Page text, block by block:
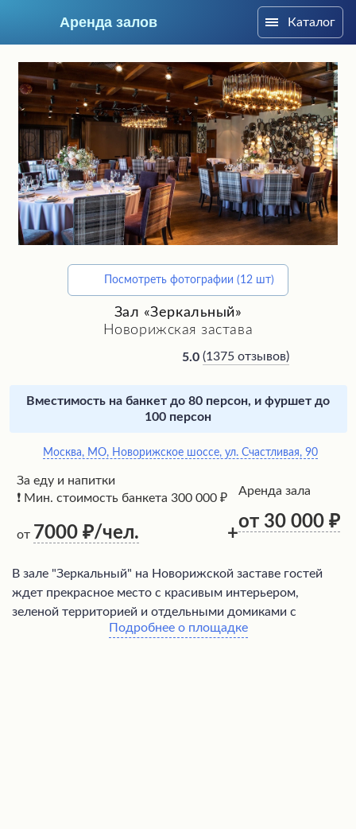
Аренда залов
Подберите мне зал
Каталог
Посмотреть фотографии (12 шт)
Зал «Зеркальный»
Новорижская застава
5.0 (1375 отзывов)
Вместимость на банкет до 80 персон, и фуршет до
100 персон
Москва, МО, Новорижское шоссе, ул. Счастливая, 90
За еду и напитки
❗ Мин. стоимость банкета 300 000 ₽
от 7000 /чел. +
Аренда зала
от 30 000
В зале "Зеркальный" на Новорижской заставе гостей
ждет прекрасное место с красивым интерьером,
зеленой территорией и отдельными домиками с
верандами для компаний. Посетители высоко
Подробнее о площадке